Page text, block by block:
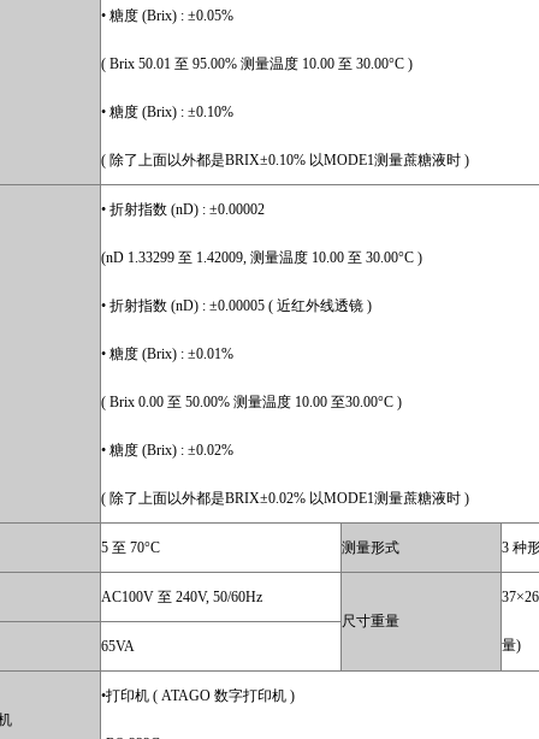
• 糖度 (Brix) : ±0.05%
( Brix 50.01 至 95.00% 测量温度 10.00 至 30.00°C )
• 糖度 (Brix) : ±0.10%
( 除了上面以外都是BRIX±0.10% 以MODE1测量蔗糖液时 )
• 折射指数 (nD) : ±0.00002
(nD 1.33299 至 1.42009, 测量温度 10.00 至 30.00°C )
• 折射指数 (nD) : ±0.00005 ( 近红外线透镜 )
• 糖度 (Brix) : ±0.01%
( Brix 0.00 至 50.00% 测量温度 10.00 至30.00°C )
• 糖度 (Brix) : ±0.02%
( 除了上面以外都是BRIX±0.02% 以MODE1测量蔗糖液时 )
5 至 70°C 测量形式 3 种
AC100V 至 240V, 50/60Hz
尺寸重量
量)
65VA
•打印机 ( ATAGO 数字打印机 )